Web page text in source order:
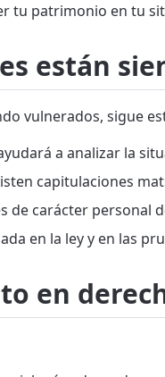
tu patrimonio en tu
están
vulnerados, sigue
a analizar la
capitulaciones
de carácter personal
en la ley y en las
en